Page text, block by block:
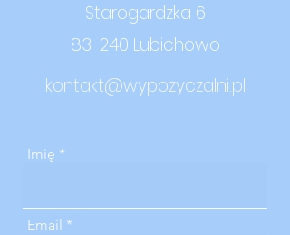
Starogardzka 6
83-240 Lubichowo
kontakt@wypozyczalni.pl
Imię
Email